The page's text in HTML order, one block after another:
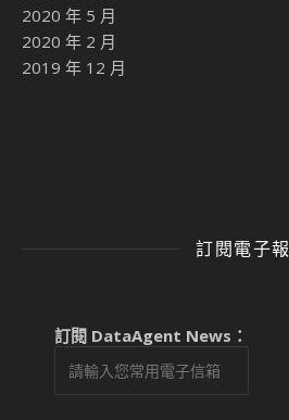
2020 年 5 月
2020 年 2 月
2019 年 12 月
訂閱電子報
訂閱 DataAgent News：